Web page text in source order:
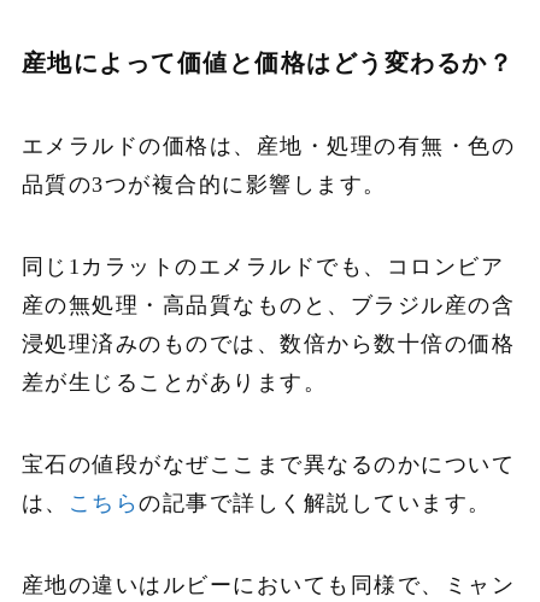
産地によって価値と価格はどう変わるか？
エメラルドの価格は、産地・処理の有無・色の
品質の3つが複合的に影響します。
同じ1カラットのエメラルドでも、コロンビア
産の無処理・高品質なものと、ブラジル産の含
浸処理済みのものでは、数倍から数十倍の価格
差が生じることがあります。
宝石の値段がなぜここまで異なるのかについて
は、
こちらの記事で詳しく解説しています。
産地の違いはルビーにおいても同様で、ミャン